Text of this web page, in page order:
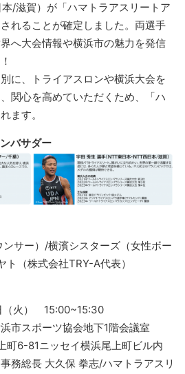
/滋賀）が「ハマトラアスリートア
れることが確定しました。両選手
へ大会情報や横浜市の魅力を発信
に、トライアスロンや横浜大会を
関心を高めていただくため、「ハ
ます。
バサダー
サー）/横濱シスターズ（女性ボー
（株式会社TRY-A代表）
火） 15:00~15:30
市スポーツ協会地下1階会議室
町6-81ニッセイ横浜尾上町ビル内
務総長 大久保 拳志/ハマトラアスリ